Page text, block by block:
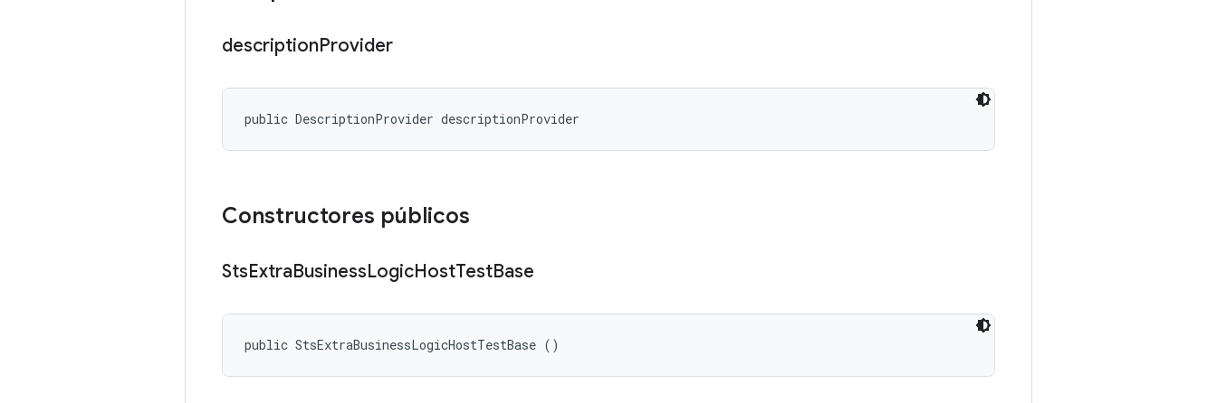
descriptionProvider
public DescriptionProvider descriptionProvider
Constructores públicos
StsExtraBusinessLogicHostTestBase
public StsExtraBusinessLogicHostTestBase ()